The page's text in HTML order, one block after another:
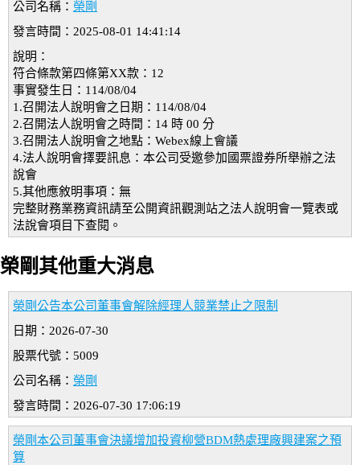
公司名稱： 榮剛
發言時間：2025-08-01 14:41:14
說明：
符合條款第四條第XX款：12
事實發生日：114/08/04
1.召開法人說明會之日期：114/08/04
2.召開法人說明會之時間：14 時 00 分
3.召開法人說明會之地點：Webex線上會議
4.法人說明會擇要訊息：本公司受邀參加國票證券所舉辦之法
說會
5.其他應敘明事項：無
完整財務業務資訊請至公開資訊觀測站之法人說明會一覽表或
法說會項目下查閱。
榮剛其他重大消息
榮剛公告本公司董事會解除經理人競業禁止之限制
日期：2026-07-30
股票代號：5009
公司名稱： 榮剛
發言時間：2026-07-30 17:06:19
榮剛本公司董事會決議增加投資柳營BDM熱處理廠興建案之預
算